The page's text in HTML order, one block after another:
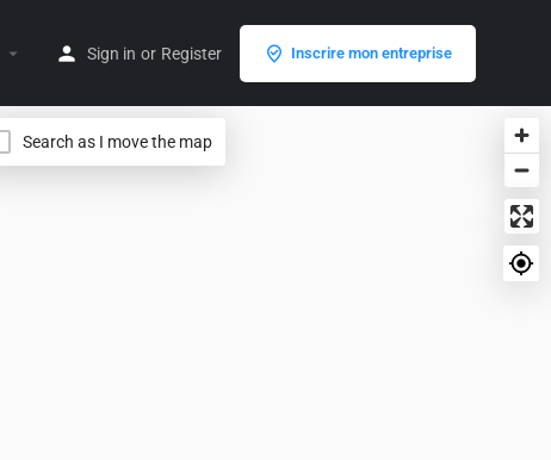
Sign in or Register Inscrire mon entreprise
Search as I move the map